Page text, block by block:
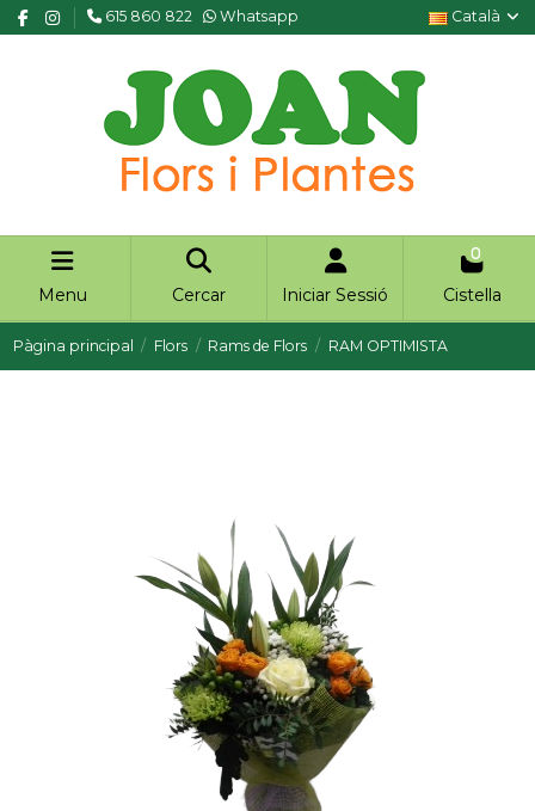
615 860 822 Whatsapp Català
Menu Cercar Iniciar Sessió
0
Cistella
Pàgina principal Flors Rams de Flors RAM OPTIMISTA